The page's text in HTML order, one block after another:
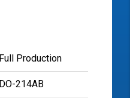
Full Production
DO-214AB